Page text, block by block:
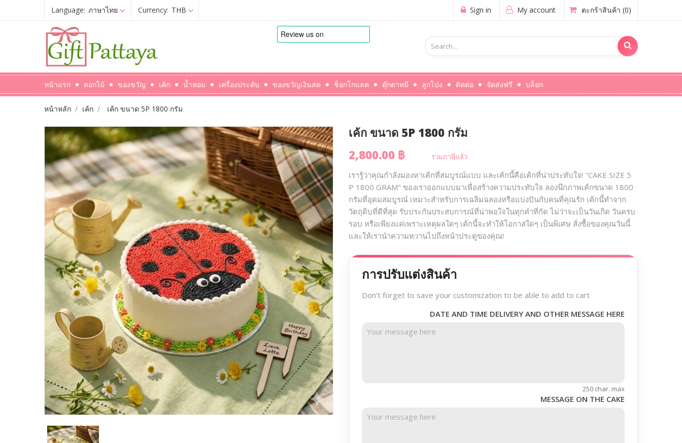
Language: ภาษาไทย Currency: THB My account
Sign in ตะกร้าสินค้า (0)
หน้าแรก ดอกไม้ ของขวัญ เค้ก น้ำหอม เครื่องประดับ ของขวัญเงินสด ช็อกโกแลต ตุ๊กตาหมี ลูกโป่ง ติดต่อ จัดส่งฟรี บล็อก
หน้าหลัก เค้ก เค้ก ขนาด 5P 1800 กรัม
เค้ก ขนาด 5P 1800 กรัม
2,800.00 ฿
รวมภาษีแล้ว
เรารู้ว่าคุณกำลังมองหาเค้กที่สมบูรณ์แบบ และเค้กนี้คือเค้กที่น่าประทับใจ! "CAKE SIZE 5
P 1800 GRAM" ของเราออกแบบมาเพื่อสร้างความประทับใจ ลองนึกภาพเค้กขนาด 1800
กรัมที่อุดมสมบูรณ์ เหมาะสำหรับการเฉลิมฉลองหรือแบ่งปันกับคนที่คุณรัก เค้กนี้ทำจาก
วัตถุดิบที่ดีที่สุด รับประกันประสบการณ์ที่น่าพอใจในทุกคำที่กัด ไม่ว่าจะเป็นวันเกิด วันครบ
รอบ หรือเพียงแค่เพราะเหตุผลใดๆ เค้กนี้จะทำให้โอกาสใดๆ เป็นพิเศษ สั่งซื้อของคุณวันนี้
และให้เรานำความหวานไปถึงหน้าประตูของคุณ!
การปรับแต่งสินค้า
Don't forget to save your customization to be able to add to cart
DATE AND TIME DELIVERY AND OTHER MESSAGE HERE
250 char. max
MESSAGE ON THE CAKE